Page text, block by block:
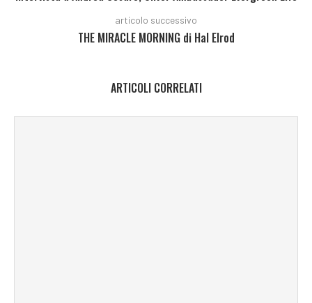
articolo successivo
THE MIRACLE MORNING di Hal Elrod
ARTICOLI CORRELATI